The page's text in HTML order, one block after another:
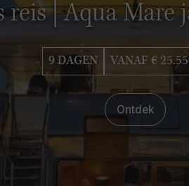
reis | Aqua Mare
9 DAGEN VANAF €
Ontdek